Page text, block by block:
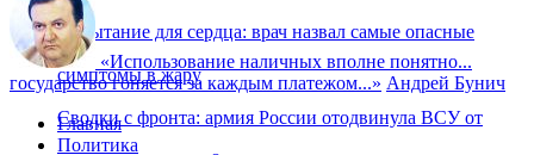
Испытание для сердца: врач назвал самые опасные
симптомы в жару
Сводки с фронта: армия России отодвинула ВСУ от
«Использование наличных вполне понятно...
государство гоняется за каждым платежом...» Андрей Бунич
Главная
Политика